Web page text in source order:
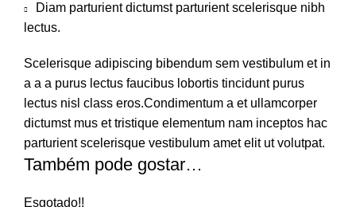
Diam parturient dictumst parturient scelerisque nibh
lectus.
Scelerisque adipiscing bibendum sem vestibulum et in
a a a purus lectus faucibus lobortis tincidunt purus
lectus nisl class eros.Condimentum a et ullamcorper
dictumst mus et tristique elementum nam inceptos hac
parturient scelerisque vestibulum amet elit ut volutpat.
Também pode gostar…
Esgotado!!